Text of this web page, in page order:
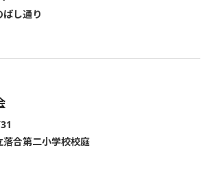
ばし通り
落合第二小学校校庭